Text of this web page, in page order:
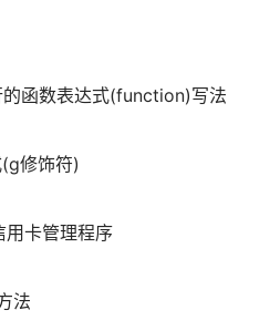
(state,{title}){
函数表达式(function)写法
修饰符)
卡管理程序
法